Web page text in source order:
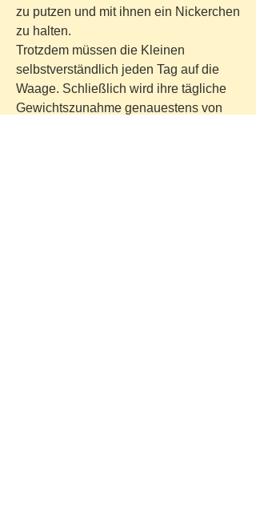
zu putzen und mit ihnen ein Nickerchen
zu halten.
Trotzdem müssen die Kleinen
selbstverständlich jeden Tag auf die
Waage. Schließlich wird ihre tägliche
Gewichtszunahme genauestens von